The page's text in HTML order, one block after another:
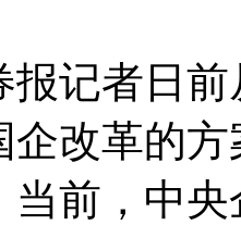
者日前
企改革的
当前，中